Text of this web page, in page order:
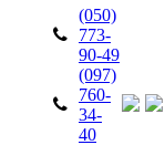
(050)
773-
90-49
(097)
760-
34-
40